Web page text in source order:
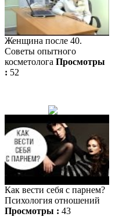
Женщина после 40.
Советы опытного
косметолога Просмотры
: 52
Как вести себя с парнем?
Психология отношений
Просмотры : 43